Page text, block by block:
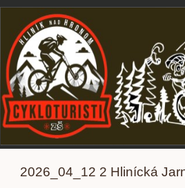
2026_04_12 2 Hlinícká